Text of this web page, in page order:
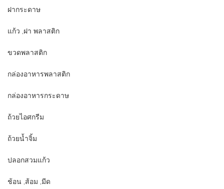
ฝากระดาษ
แก้ว ,ฝา พลาสติก
ขวดพลาสติก
กล่องอาหารพลาสติก
กล่องอาหารกระดาษ
ถ้วยไอศกรีม
ถ้วยน้ำจิ้ม
ปลอกสวมแก้ว
ช้อน ,ส้อม ,มีด